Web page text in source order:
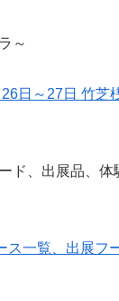
～
日～27日 竹芝
ド、出展品、体
ス一覧、出展フ